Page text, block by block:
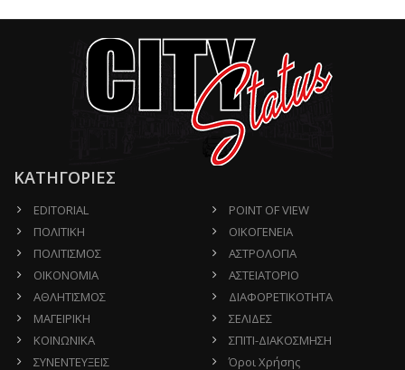
ΚΑΤΗΓΟΡΙΕΣ
EDITORIAL
ΠΟΛΙΤΙΚΗ
ΠΟΛΙΤΙΣΜΟΣ
ΟΙΚΟΝΟΜΙΑ
ΑΘΛΗΤΙΣΜΟΣ
ΜΑΓΕΙΡΙΚΗ
ΚΟΙΝΩΝΙΚΑ
ΣΥΝΕΝΤΕΥΞΕΙΣ
POINT OF VIEW
ΟΙΚΟΓΕΝΕΙΑ
ΑΣΤΡΟΛΟΓΙΑ
ΑΣΤΕΙΑΤΟΡΙΟ
ΔΙΑΦΟΡΕΤΙΚΟΤΗΤΑ
ΣΕΛΙΔΕΣ
ΣΠΙΤΙ-ΔΙΑΚΟΣΜΗΣΗ
Όροι Χρήσης